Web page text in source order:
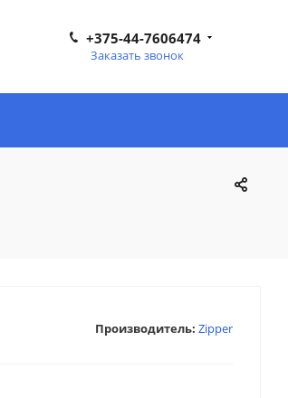
+375-44-7606474
Заказать звонок
Производитель: Zipper